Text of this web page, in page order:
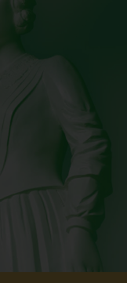
アクセス